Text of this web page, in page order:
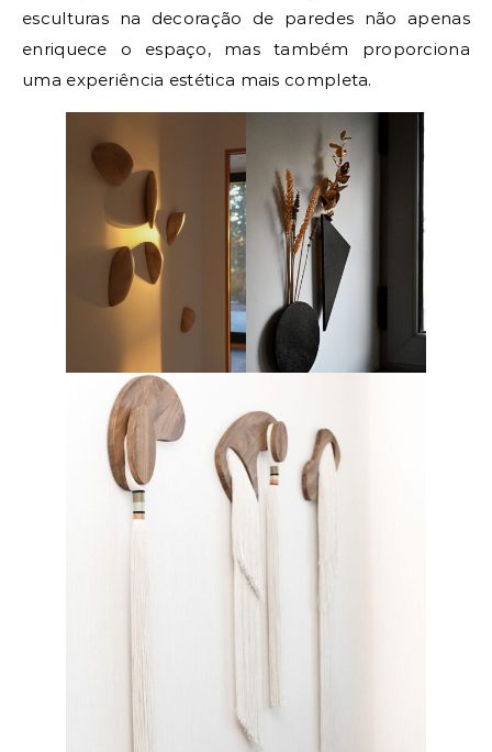
esculturas na decoração de paredes não apenas
enriquece o espaço, mas também proporciona
uma experiência estética mais completa.